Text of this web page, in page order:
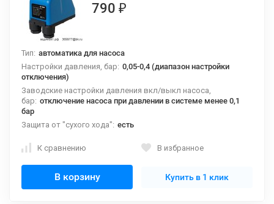
790 ₽
Тип: автоматика для насоса
Настройки давления, бар: 0,05-0,4 (диапазон настройки
отключения)
Заводские настройки давления вкл/выкл насоса,
бар: отключение насоса при давлении в системе менее 0,1
бар
Защита от "сухого хода": есть
К сравнению В избранное
В корзину Купить в 1 клик